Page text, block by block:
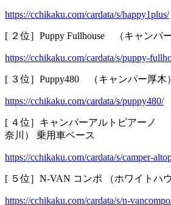
https://cchikaku.com/cardata/s/happy1plus/
[ ２位］Puppy Fullhouse （キャン
https://cchikaku.com/cardata/s/puppy-
[ ３位］Puppy480 （キャンパー厚
https://cchikaku.com/cardata/s/puppy480/
[ ４位］キャンパーアルトピアーノ
奈川） 乗用車ベース
https://cchikaku.com/cardata/s/camper-
[ ５位］N-VAN コンポ （ホワイトハ
https://cchikaku.com/cardata/s/n-